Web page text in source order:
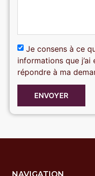
Je consens à ce
informations que
répondre à ma
ENVOYER